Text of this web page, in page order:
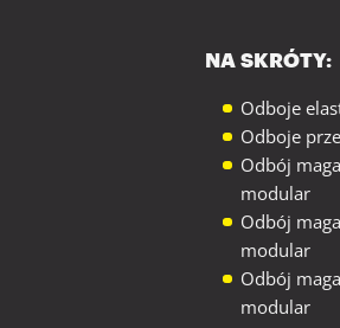
NA SKRÓTY:
Odboje
Odboje
Odbój
modular
Odbój
modular
Odbój
modular